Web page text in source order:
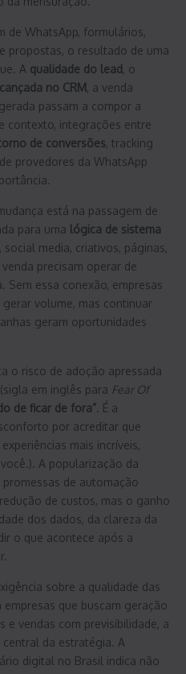
de WhatsApp, formulários,
propostas, o resultado de uma
A qualidade do lead, o
no CRM, a venda
passam a compor a
contexto, integrações entre
de conversões, tracking
provedores da WhatsApp
está na passagem de
para uma lógica de sistema
social media, criativos, páginas,
precisam operar de
essa conexão, empresas
volume, mas continuar
geram oportunidades
o risco de adoção apressada
(sigla em inglês para Fear Of
de ficar de fora”. É a
por acreditar que
mais incríveis,
A popularização da
de automação
de custos, mas o ganho
dos dados, da clareza da
o que acontece após a
sobre a qualidade das
que buscam geração
e vendas com previsibilidade, a
da estratégia. A
digital no Brasil indica não